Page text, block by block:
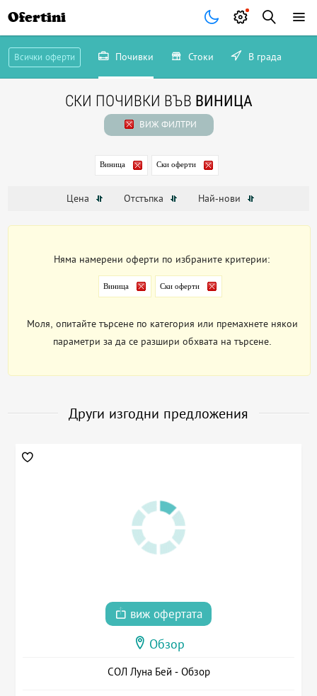
Ofertini
Всички оферти Почивки Стоки В града
СКИ ПОЧИВКИ ВЪВ ВИНИЦА
ВИЖ ФИЛТРИ
Виница Ски оферти
Цена Отстъпка Най-нови
Няма намерени оферти по избраните критерии:
Виница Ски оферти
Моля, опитайте търсене по категория или премахнете някои
параметри за да се разшири обхвата на търсене.
Други изгодни предложения
виж офертата
Обзор
СОЛ Луна Бей - Обзор